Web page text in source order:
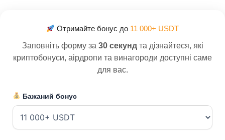
Отримайте бонус до 11 000+ USDT
Заповніть форму за 30 секундта дізнайтеся, які
криптобонуси, аірдропи та винагороди доступні саме
для вас.
Бажаний бонус